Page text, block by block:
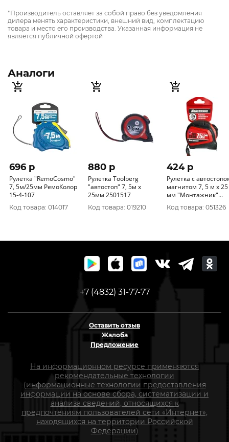
*Производитель оставляет за собой право без уведомления
дилера менять характеристики, внешний вид, комплектацию
товара и место его производства. Указанная информация не
является публичной офертой
Аналоги
696 p
Рулетка "RemoCosmo"
7, 5м/25мм РемоКолор
15-4-107
Код товара: 014017
880 p
Рулетка Toolberg
"автостоп" 7, 5м х
25мм 2501517
Код товара: 019210
424 p
Рулетка с
магнитом 7, 5 м х 25
мм "Монтажник"
602725
Код товара: 051326
+7 (4832) 31-77-77
Оставить отзыв
Жалоба
Предложение
На информационном ресурсе применяются
рекомендательные технологии
(информационные технологии предоставления
информации на основе сбора, систематизации и
анализа сведений, относящихся к
предпочтениям пользователей сети «Интернет»,
находящихся на территории Российской
Федерации)